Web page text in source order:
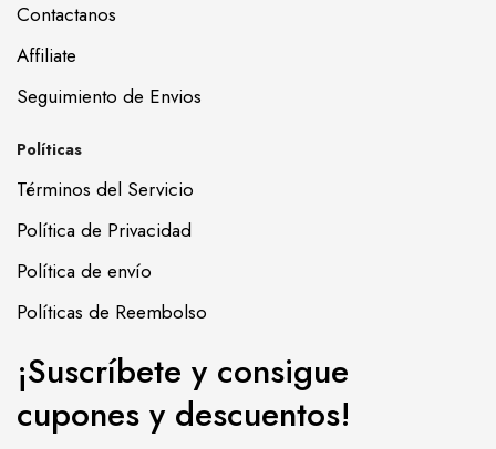
Contactanos
Affiliate
Seguimiento de Envios
Políticas
Términos del Servicio
Política de Privacidad
Política de envío
Políticas de Reembolso
¡Suscríbete y consigue
cupones y descuentos!